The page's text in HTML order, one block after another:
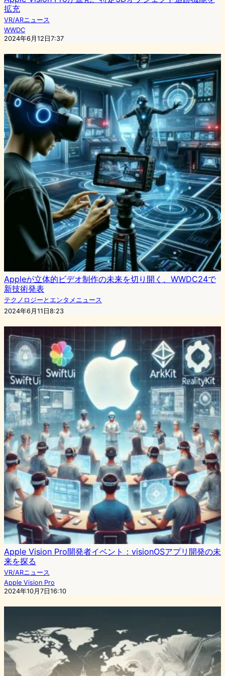
拡充
VR/ARニュース
WWDC
2024年6月12日7:37
Appleが立体的ビデオ制作の未来を切り開く、WWDC24で
新技術発表
テクノロジーとエンタメニュース
2024年6月11日8:23
Apple Vision Pro開発者イベント：visionOSアプリ開発の未
来を探る
VR/ARニュース
Apple Vision Pro
2024年10月7日16:10